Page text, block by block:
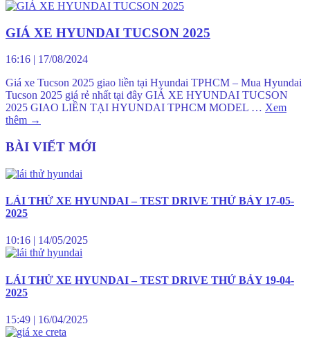
GIÁ XE HYUNDAI TUCSON 2025
16:16 | 17/08/2024
Giá xe Tucson 2025 giao liền tại Hyundai TPHCM – Mua Hyundai
Tucson 2025 giá rẻ nhất tại đây GIÁ XE HYUNDAI TUCSON
2025 GIAO LIỀN TẠI HYUNDAI TPHCM MODEL … Xem
thêm →
BÀI VIẾT MỚI
LÁI THỬ XE HYUNDAI – TEST DRIVE THỨ BẢY 17-05-
2025
10:16 | 14/05/2025
LÁI THỬ XE HYUNDAI – TEST DRIVE THỨ BẢY 19-04-
2025
15:49 | 16/04/2025